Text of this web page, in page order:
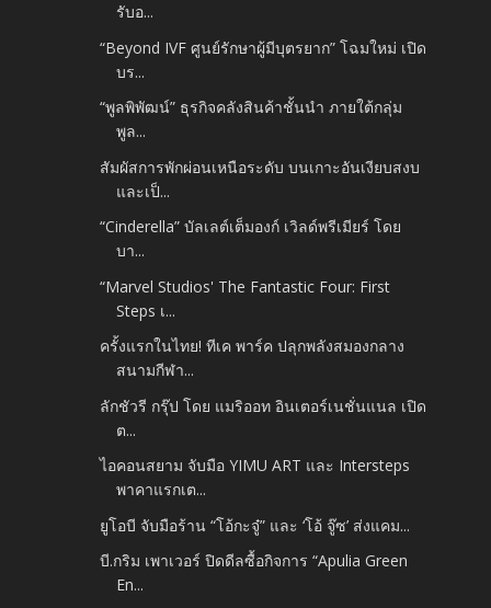
รับอ...
“Beyond IVF ศูนย์รักษาผู้มีบุตรยาก” โฉมใหม่ เปิด
บร...
“พูลพิพัฒน์” ธุรกิจคลังสินค้าชั้นนำ ภายใต้กลุ่ม
พูล...
สัมผัสการพักผ่อนเหนือระดับ บนเกาะอันเงียบสงบ
และเป็...
“Cinderella” บัลเลต์เต็มองก์ เวิลด์พรีเมียร์ โดย
บา...
“Marvel Studios' The Fantastic Four: First
Steps เ...
ครั้งแรกในไทย! ทีเค พาร์ค ปลุกพลังสมองกลาง
สนามกีฬา...
ลักชัวรี กรุ๊ป โดย แมริออท อินเตอร์เนชั่นแนล เปิด
ต...
ไอคอนสยาม จับมือ YIMU ART และ Intersteps
พาคาแรกเต...
ยูโอบี จับมือร้าน “โอ้กะจู๋” และ ‘โอ้ จู๊ซ’ ส่งแคม...
บี.กริม เพาเวอร์ ปิดดีลซื้อกิจการ “Apulia Green
En...